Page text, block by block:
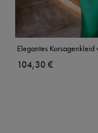
Elegantes
104,30 €